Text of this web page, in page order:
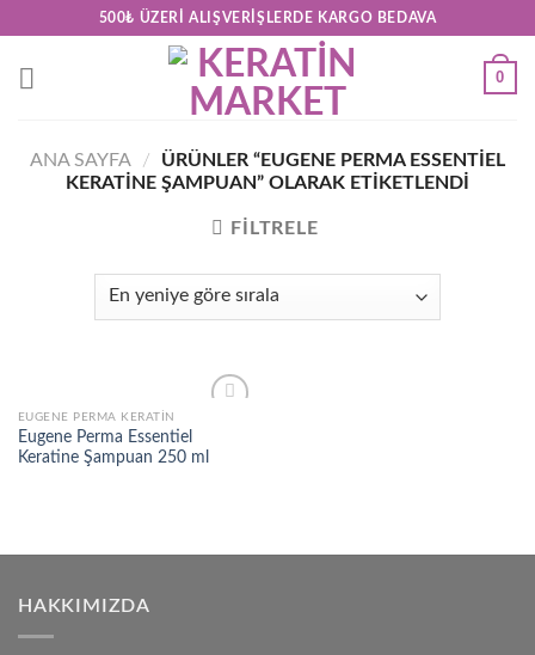
content
500₺ ÜZERI ALIŞVERIŞLERDE KARGO BEDAVA
0
ANA SAYFA /
ÜRÜNLER “EUGENE PERMA ESSENTIEL
KERATINE ŞAMPUAN” OLARAK ETIKETLENDI
FILTRELE
EUGENE PERMA KERATIN
Eugene Perma Essentiel
Keratine Şampuan 250 ml
HAKKIMIZDA